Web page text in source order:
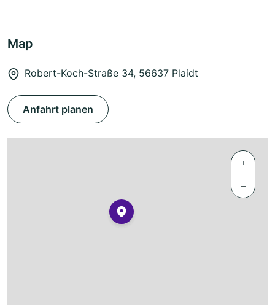
Map
Robert-Koch-Straße 34, 56637 Plaidt
Anfahrt planen
+
−